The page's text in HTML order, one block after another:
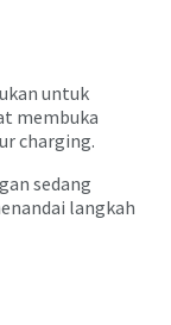
untuk
membuka
charging.
sedang
langkah